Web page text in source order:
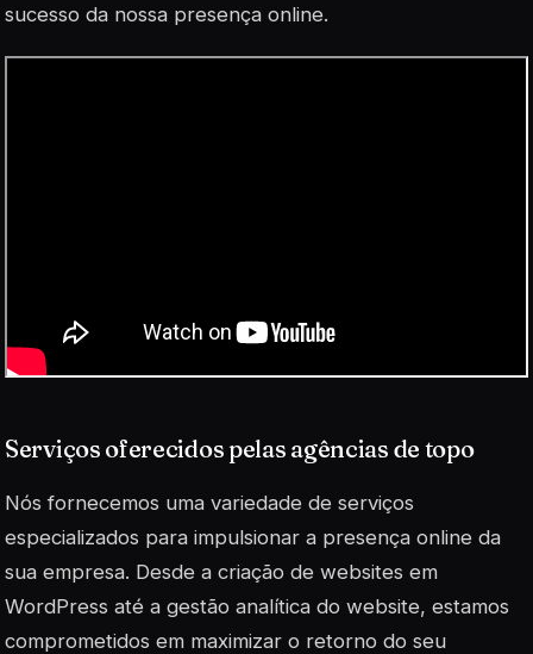
sucesso da nossa presença online.
Serviços oferecidos pelas agências de topo
Nós fornecemos uma variedade de serviços
especializados para impulsionar a presença online da
sua empresa. Desde a criação de websites em
WordPress até a gestão analítica do website, estamos
comprometidos em maximizar o retorno do seu